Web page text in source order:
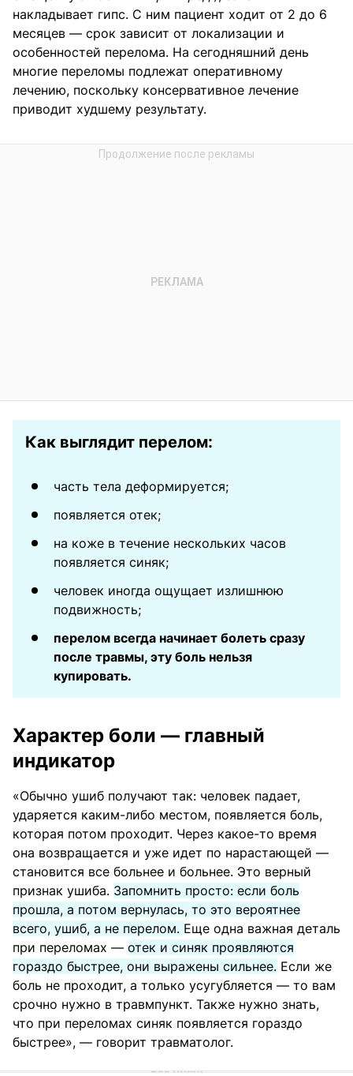
накладывает гипс. С ним пациент ходит от 2 до 6
месяцев — срок зависит от локализации и
особенностей перелома. На сегодняшний день
многие переломы подлежат оперативному
лечению, поскольку консервативное лечение
приводит худшему результату.
Как выглядит перелом:
часть тела деформируется;
появляется отек;
на коже в течение нескольких часов
появляется синяк;
человек иногда ощущает излишнюю
подвижность;
перелом всегда начинает болеть сразу
после травмы, эту боль нельзя
купировать.
Характер боли — главный
индикатор
«Обычно ушиб получают так: человек падает,
ударяется каким-либо местом, появляется боль,
которая потом проходит. Через какое-то время
она возвращается и уже идет по нарастающей —
становится все больнее и больнее. Это верный
признак ушиба. Запомнить просто: если боль
прошла, а потом вернулась, то это вероятнее
всего, ушиб, а не перелом. Еще одна важная деталь
при переломах — отек и синяк проявляются
гораздо быстрее, они выражены сильнее. Если же
боль не проходит, а только усугубляется — то вам
срочно нужно в травмпункт. Также нужно знать,
что при переломах синяк появляется гораздо
быстрее», — говорит травматолог.